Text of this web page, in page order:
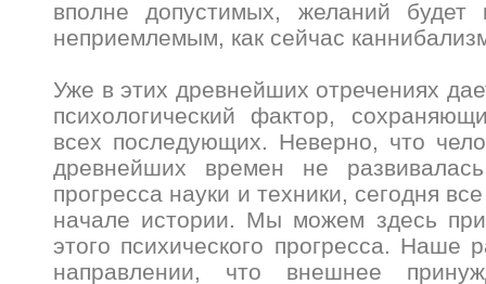
вполне допустимых, желаний будет
неприемлемым, как сейчас
Уже в этих древнейших отречениях
психологический фактор,
всех последующих. Неверно, что
древнейших времен не
прогресса науки и техники, сегодня
начале истории. Мы можем здесь
этого психического прогресса. Наше
направлении, что внешнее